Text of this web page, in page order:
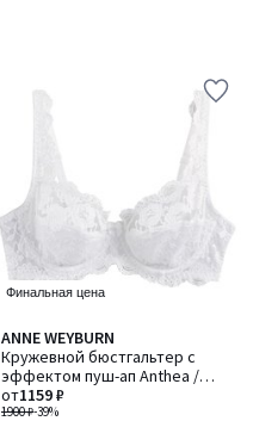
Финальная цена
ANNE WEYBURN
Кружевной бюстгальтер с
эффектом пуш-ап Anthea /
Антеа
1900 ₽-39%
от1159 ₽
4,4
/ 5
Количество
цветов:
6